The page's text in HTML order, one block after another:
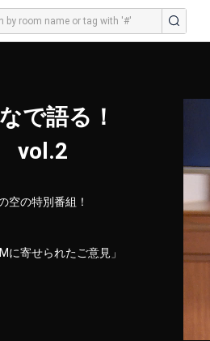
で語る！
vol.2
空の特別番組！
に寄せられたご意見」
やすい環境が提供でき